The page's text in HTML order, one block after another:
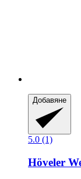
Добавяне
5.0 (1)
Höveler